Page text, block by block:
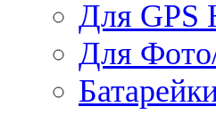
Для GPS
Для